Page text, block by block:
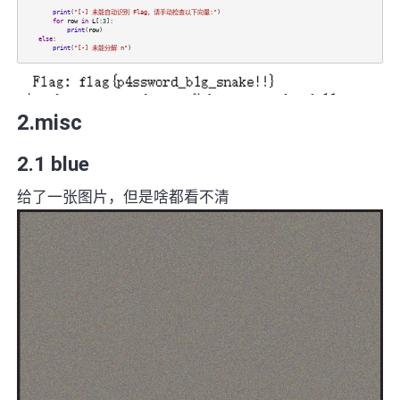
print( "[-] 未能自动识别 Flag，请手动检查以下向量:" )
for row in L[:3]:
print( row)
else:
print( "[-] 未能分解 n" )
2.misc
2.1 blue
给了一张图片，但是啥都看不清